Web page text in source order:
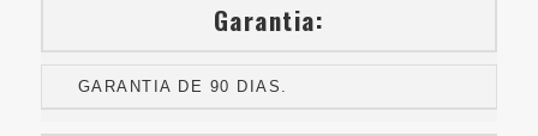
Garantia:
GARANTIA DE 90 DIAS.